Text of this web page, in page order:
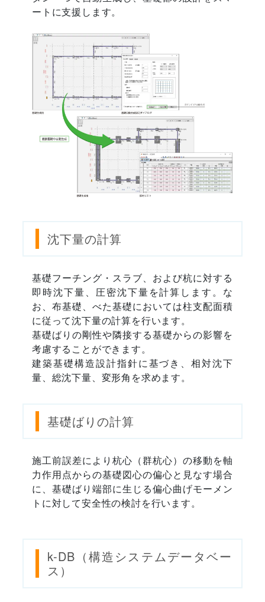
ートに支援します。
沈下量の計算
基礎フーチング・スラブ、および杭に対する
即時沈下量、圧密沈下量を計算します。な
お、布基礎、べた基礎においては柱支配面積
に従って沈下量の計算を行います。
基礎ばりの剛性や隣接する基礎からの影響を
考慮することができます。
建築基礎構造設計指針に基づき、相対沈下
量、総沈下量、変形角を求めます。
基礎ばりの計算
施工前誤差により杭心（群杭心）の移動を軸
力作用点からの基礎図心の偏心と見なす場合
に、基礎ばり端部に生じる偏心曲げモーメン
トに対して安全性の検討を行います。
k-DB（構造システムデータベー
ス）